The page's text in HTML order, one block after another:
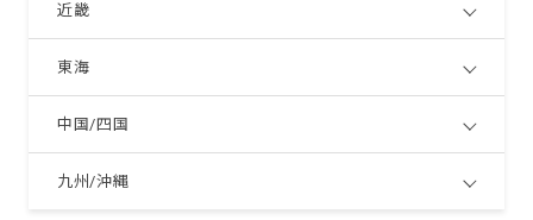
近畿
東海
中国/四国
九州/沖縄